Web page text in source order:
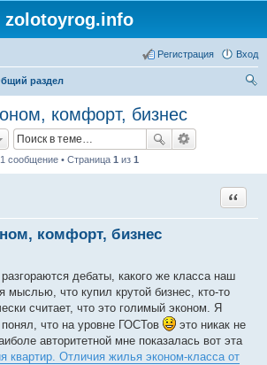
zolotoyrog.info
Вход
Регистрация
раздел
комфорт, бизнес
1 сообщение • Страница 1 из 1
комфорт, бизнес
Цитата
дебаты, какого же класса наш
мыслью, что купил крутой бизнес, кто-то
считает, что это голимый эконом. Я
что на уровне ГОСТов
это никак не
авторитетной мне показалась вот эта
квартир. Отличия жилья эконом-класса от